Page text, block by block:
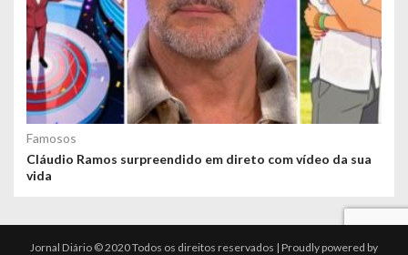
Famosos
Cláudio Ramos surpreendido em direto com vídeo da sua
vida
Jornal Diário © 2020 Todos os direitos reservados | Proudly powered by